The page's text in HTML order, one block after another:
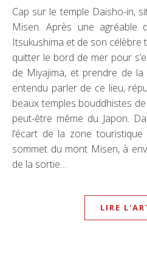
Cap sur le temple Daisho-in, situé sur les flancs du mont
Misen. Après une agréable
Itsukushima et de son célèbre
quitter le bord de mer pour
de Miyajima, et prendre de la
entendu parler de ce lieu,
beaux temples bouddhistes
peut-être même du Japon.
l’écart de la zone
sommet du mont Misen, à
de la sortie…
LIRE